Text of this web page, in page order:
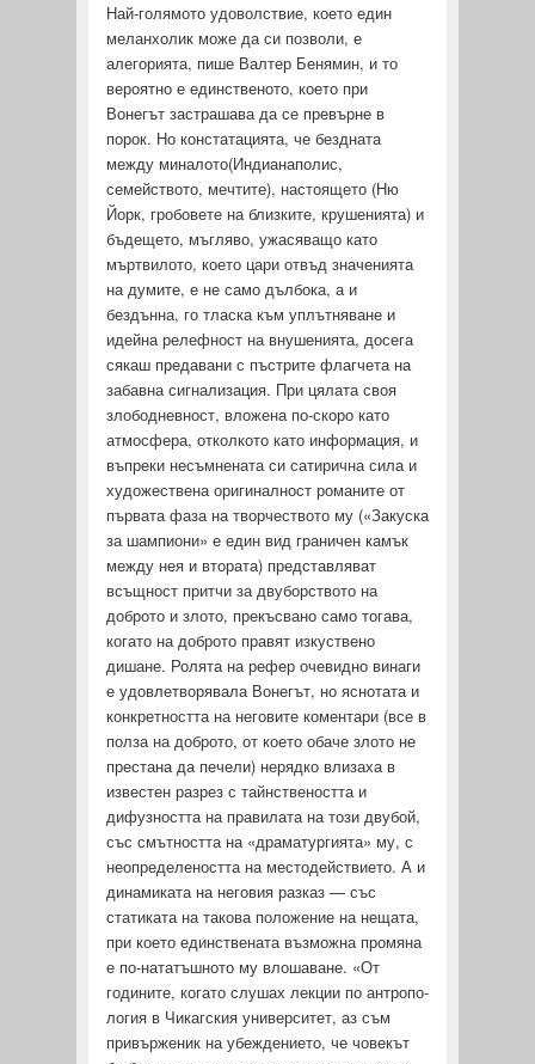
Най-голямото удоволствие, което един
меланхолик може да си позволи, е
алегорията, пише Валтер Бенямин, и то
вероятно е единственото, което при
Вонегът застрашава да се превърне в
порок. Но констатацията, че бездната
между миналото(Индианаполис,
семейството, мечтите), настоящето (Ню
Йорк, гробовете на близките, крушенията) и
бъдещето, мъгляво, ужа­сяващо като
мъртвилото, което цари отвъд значенията
на ду­мите, е не само дълбока, а и
бездънна, го тласка към уплътня­ване и
идейна релефност на внушенията, досега
сякаш пре­давани с пъстрите флагчета на
забавна сигнализация. При цялата своя
злободневност, вложена по-скоро като
атмосфера, отколкото като информация, и
въпреки несъмнената си сати­рична сила и
художествена оригиналност романите от
първата фаза на творчеството му («Закуска
за шампиони» е един вид граничен камък
между нея и втората) представляват
всъщност притчи за двуборството на
доброто и злото, прекъсвано само тогава,
когато на доброто правят изкуствено
дишане. Ролята на рефер очевидно винаги
е удовлетворявала Вонегът, но яснотата и
конкретността на неговите коментари (все в
полза на доброто, от което обаче злото не
престана да печели) нерядко влизаха в
известен разрез с тайнствеността и
дифузността на правилата на този двубой,
със смътността на «драматургията» му, с
не­определеността на местодействието. А и
динамиката на неговия разказ — със
статиката на такова положение на нещата,
при което единствената възможна промяна
е по-нататъшното му влошаване. «От
годините, когато слушах лекции по антропо­
логия в Чикагския университет, аз съм
привърженик на убеж­дението, че човекът